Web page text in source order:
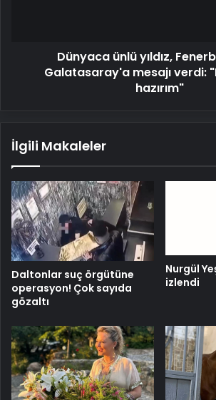
Dünyaca ünlü yıldız,
Galatasaray'a mesajı verdi:
hazırım"
İlgili Makaleler
Daltonlar suç örgütüne
operasyon! Çok sayıda
gözaltı
Nurgül
izlendi